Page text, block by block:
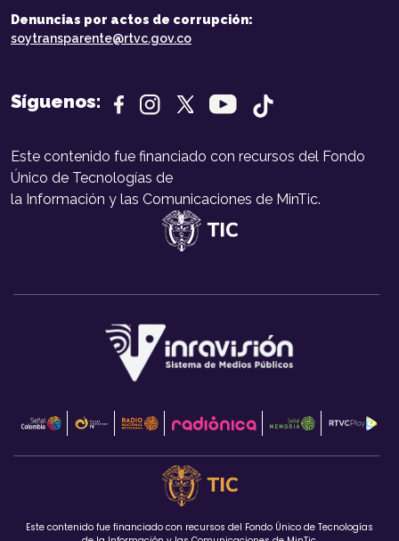
Denuncias por actos de corrupción:
soytransparente@rtvc.gov.co
Síguenos:
Este contenido fue financiado con recursos del Fondo
Único de Tecnologías de
la Información y las Comunicaciones de MinTic.
Este contenido fue financiado con recursos del Fondo Único de Tecnologías